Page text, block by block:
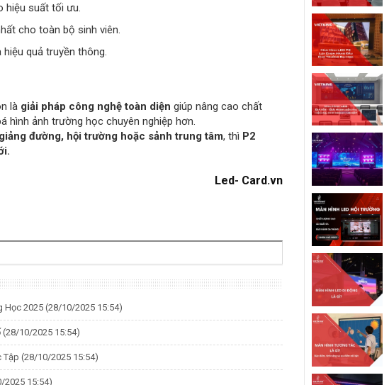
hiệu suất tối ưu.
cho toàn bộ sinh viên.
quả truyền thông.
là giải pháp công nghệ toàn diện giúp nâng cao chất
hình ảnh trường học chuyên nghiệp hơn.
đường, hội trường hoặc sảnh trung tâm, thì P2
Led- Card.vn
Học 2025 (28/10/2025 15:54)
(28/10/2025 15:54)
Tập (28/10/2025 15:54)
2025 15:54)